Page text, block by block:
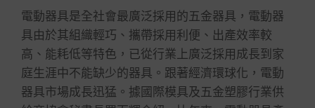
電動器具是全社會最廣泛採用的五金器具，電動器
具由於其組織輕巧、攜帶採用利便、出產效率較
高、能耗低等特色，已從行業上廣泛採用成長到家
庭生涯中不能缺少的器具。跟著經濟環球化，電動
器具市場成長迅猛。據國際模具及五金塑膠行業供